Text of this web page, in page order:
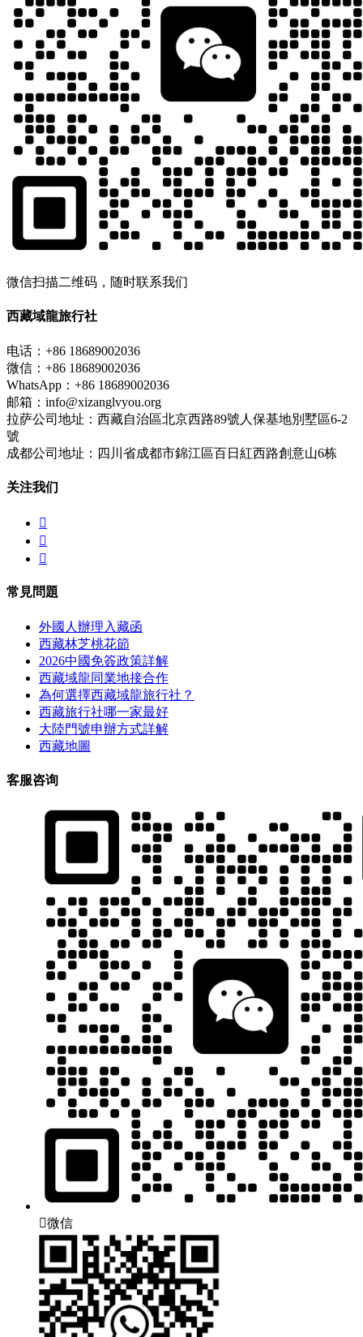
微信扫描二维码，随时联系我们
西藏域龍旅行社
电话：+86 18689002036
微信：+86 18689002036
WhatsApp：+86 18689002036
邮箱：info@xizanglvyou.org
拉萨公司地址：西藏自治區北京西路89號人保基地別墅區6-2
號
成都公司地址：四川省成都市錦江區百日紅西路創意山6栋
关注我们



常見問題
外國人辦理入藏函
西藏林芝桃花節
2026中國免簽政策詳解
西藏域龍同業地接合作
為何選擇西藏域龍旅行社？
西藏旅行社哪一家最好
大陸門號申辦方式詳解
西藏地圖
客服咨询
微信